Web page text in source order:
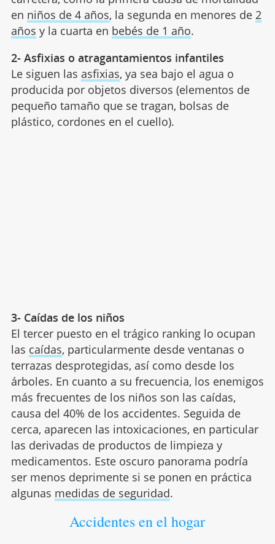
en niños de 4 años, la segunda en menores de 2
años y la cuarta en bebés de 1 año.
2- Asfixias o atragantamientos infantiles
Le siguen las asfixias, ya sea bajo el agua o
producida por objetos diversos (elementos de
pequeño tamaño que se tragan, bolsas de
plástico, cordones en el cuello).
3- Caídas de los niños
El tercer puesto en el trágico ranking lo ocupan
las caídas, particularmente desde ventanas o
terrazas desprotegidas, así como desde los
árboles. En cuanto a su frecuencia, los enemigos
más frecuentes de los niños son las caídas,
causa del 40% de los accidentes. Seguida de
cerca, aparecen las intoxicaciones, en particular
las derivadas de productos de limpieza y
medicamentos. Este oscuro panorama podría
ser menos deprimente si se ponen en práctica
algunas medidas de seguridad.
Accidentes en el hogar